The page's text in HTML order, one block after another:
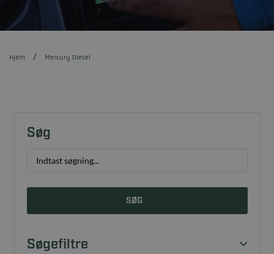
Hjem Mercury Diesel
Søg
SØG
Søgefiltre